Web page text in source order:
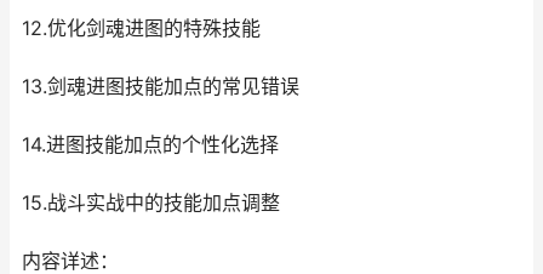
12.优化剑魂进图的特殊技能
13.剑魂进图技能加点的常见错误
14.进图技能加点的个性化选择
15.战斗实战中的技能加点调整
内容详述：